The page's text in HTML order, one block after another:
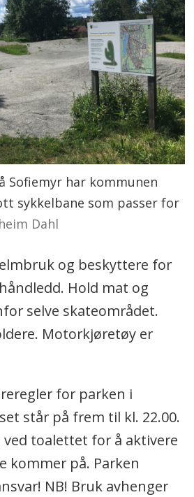
Sofiemyr har kommunen
sykkelbane som passer for
Dahl
og beskyttere for
Hold mat og
selve skateområdet.
Motorkjøretøy er
for parken i
står på frem til kl. 22.00.
toalettet for å aktivere
kommer på. Parken
NB! Bruk avhenger